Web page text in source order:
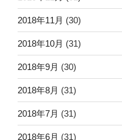
2018年11月 (30)
2018年10月 (31)
2018年9月 (30)
2018年8月 (31)
2018年7月 (31)
2018年6月 (31)